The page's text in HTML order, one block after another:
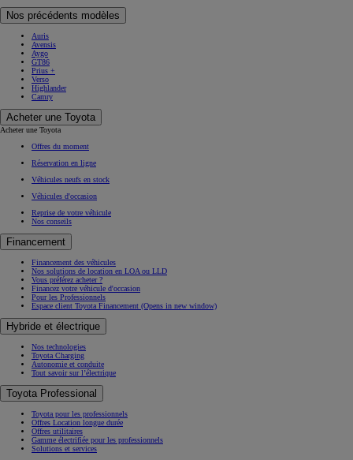
Nos précédents modèles
Auris
Avensis
Aygo
GT86
Prius +
Verso
Highlander
Camry
Acheter une Toyota
Acheter une Toyota
Offres du moment
Réservation en ligne
Véhicules neufs en stock
Véhicules d'occasion
Reprise de votre véhicule
Nos conseils
Financement
Financement des véhicules
Nos solutions de location en LOA ou LLD
Vous préférez acheter ?
Financez votre véhicule d'occasion
Pour les Professionnels
Espace client Toyota Financement (Opens in new window)
Hybride et électrique
Nos technologies
Toyota Charging
Autonomie et conduite
Tout savoir sur l’électrique
Toyota Professional
Toyota pour les professionnels
Offres Location longue durée
Offres utilitaires
Gamme électrifiée pour les professionnels
Solutions et services